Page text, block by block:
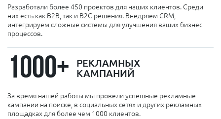
Разработали более 450 проектов для наших клиентов. Среди
них есть как B2B, так и B2C решения. Внедряем CRM,
интегрируем сложные системы для улучшения ваших бизнес
процессов.
1000+
РЕКЛАМНЫХ
КАМПАНИЙ
За время нашей работы мы провели успешные рекламные
кампании на поиске, в социальных сетях и других рекламных
площадках для более чем 1000 клиентов.